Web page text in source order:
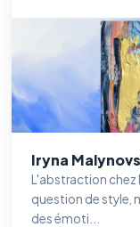
Iryna
L'abstraction chez
question de style,
des émoti...